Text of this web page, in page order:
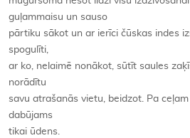
guļammaisu un sauso
pārtiku sākot un ar ierīci čūskas indes
spogulīti,
ar ko, nelaimē nonākot, sūtīt saules
norādītu
savu atrašanās vietu, beidzot. Pa
dabūjams
tikai ūdens.